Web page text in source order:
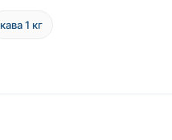
кава 1 кг